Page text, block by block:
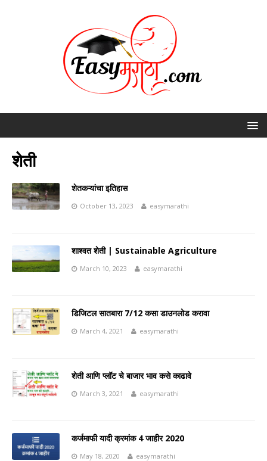
शेती
शेतकऱ्यांचा इतिहास
October 13, 2023 easymarathi
शाश्वत शेती | Sustainable Agriculture
March 10, 2023 easymarathi
डिजिटल सातबारा 7/12 कसा डाउनलोड करावा
March 4, 2021 easymarathi
शेती आणि प्लॉट चे बाजार भाव कसे काढावे
March 3, 2021 easymarathi
कर्जमाफी यादी क्रमांक 4 जाहीर 2020
May 18, 2020 easymarathi